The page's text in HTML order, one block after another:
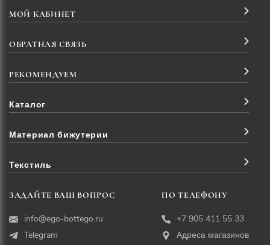
МОЙ КАБИНЕТ
ОБРАТНАЯ СВЯЗЬ
РЕКОМЕНДУЕМ
Каталог
Материал бижутерии
Текстиль
ЗАДАЙТЕ ВАШ ВОПРОС
info@ego-bottego.ru
Telegram
ПО ТЕЛЕФОНУ
+7 905 411 55 33
Адреса магазинов